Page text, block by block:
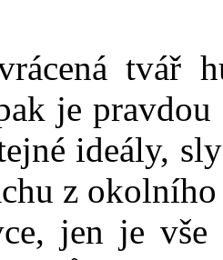
tvář
je pravdou
ideály,
z
jen je